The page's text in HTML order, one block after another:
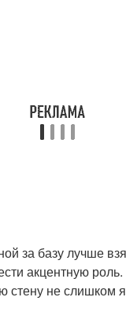
за базу лучше
акцентную
стену не слишком